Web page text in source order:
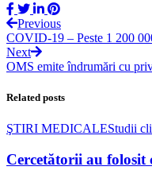
Previous
COVID-19 – Peste 1 200
Next
OMS emite îndrumări cu
Related posts
ŞTIRI MEDICALEStudii
Cercetătorii au